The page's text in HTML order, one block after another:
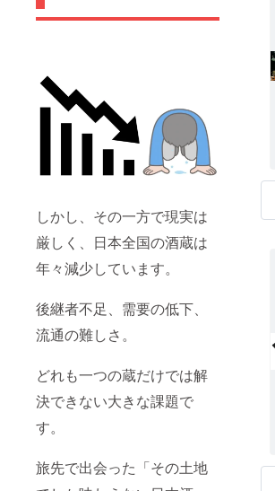
しかし、その一方で現実は
厳しく、日本全国の酒蔵は
年々減少しています。
後継者不足、需要の低下、
流通の難しさ。
どれも一つの蔵だけでは解
決できない大きな課題で
す。
旅先で出会った「その土地